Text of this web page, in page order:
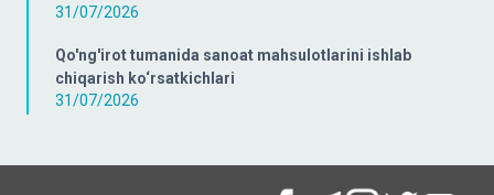
31/07/2026
Qo'ng'irot tumanida sanoat mahsulotlarini ishlab
chiqarish ko‘rsatkichlari
31/07/2026